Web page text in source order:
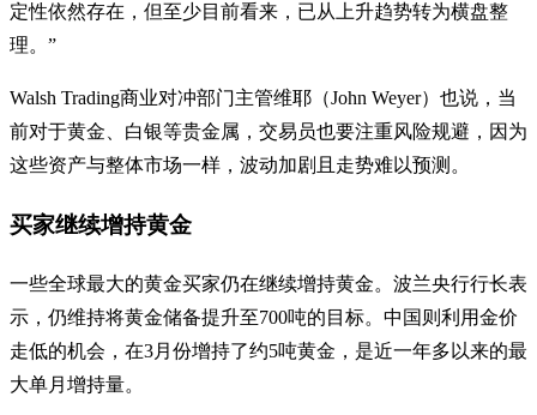
定性依然存在，但至少目前看来，已从上升趋势转为横盘整
理。”
Walsh Trading商业对冲部门主管维耶（John Weyer）也说，当
前对于黄金、白银等贵金属，交易员也要注重风险规避，因为
这些资产与整体市场一样，波动加剧且走势难以预测。
买家继续增持黄金
一些全球最大的黄金买家仍在继续增持黄金。波兰央行行长表
示，仍维持将黄金储备提升至700吨的目标。中国则利用金价
走低的机会，在3月份增持了约5吨黄金，是近一年多以来的最
大单月增持量。